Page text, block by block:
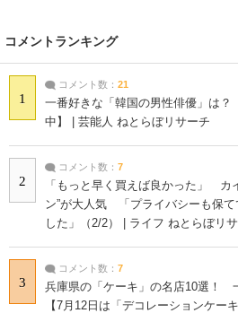
コメントランキング
1
コメント数： 21
一番好きな「韓国の男性俳優」は？
中】 | 芸能人 ねとらぼリサーチ
2
コメント数： 7
「もっと早く買えば良かった」 カ
ン”が大人気 「プライバシーも保て
した」（2/2） | ライフ ねとらぼリ
3
コメント数： 7
兵庫県の「ケーキ」の名店10選！
【7月12日は「デコレーションケー